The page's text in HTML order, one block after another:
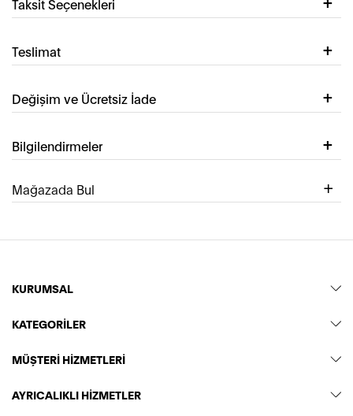
Taksit Seçenekleri
Teslimat
Değişim ve Ücretsiz İade
Bilgilendirmeler
Mağazada Bul
KURUMSAL
KATEGORİLER
MÜŞTERİ HİZMETLERİ
AYRICALIKLI HİZMETLER